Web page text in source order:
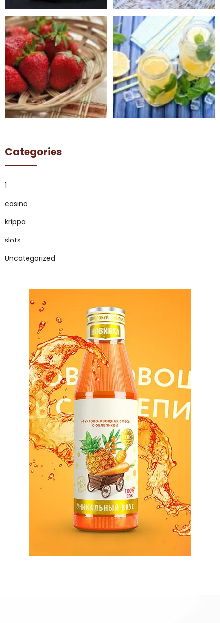
Categories
1
casino
krippa
slots
Uncategorized